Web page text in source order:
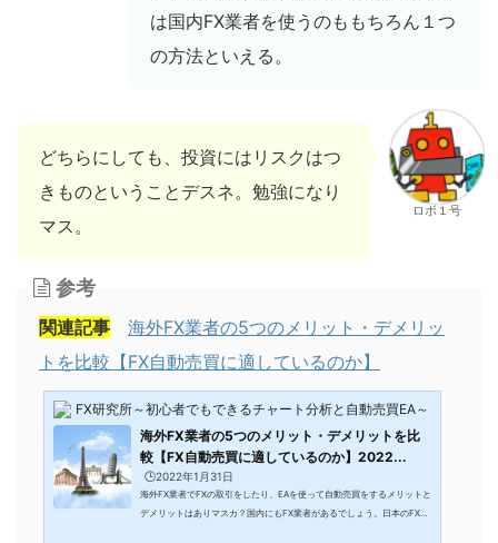
は国内FX業者を使うのももちろん１つ
の方法といえる。
どちらにしても、投資にはリスクはつ
きものということデスネ。勉強になり
マス。
ロボ１号
参考
関連記事
海外FX業者の5つのメリット・デメリッ
トを比較【FX自動売買に適しているのか】
FX研究所～初心者でもできるチャート分析と自動売買EA～
海外FX業者の5つのメリット・デメリットを比
較【FX自動売買に適しているのか】2022...
🕒️2022年1月31日
海外FX業者でFXの取引をしたり、EAを使って自動売買をするメリットと
デメリットはありマスカ？国内にもFX業者があるでしょう。日本のFX業